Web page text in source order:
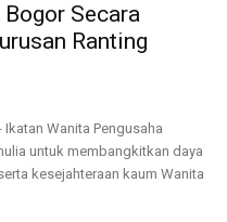
Secara
Ranting
Wanita Pengusaha
untuk membangkitkan daya
kesejahteraan kaum Wanita